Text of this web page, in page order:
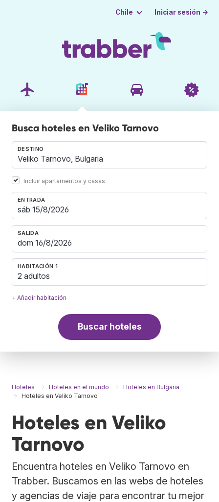
Chile Iniciar sesión →
Busca hoteles en Veliko Tarnovo
DESTINO
Incluir apartamentos y casas
ENTRADA
SALIDA
HABITACIÓN 1
2 adultos
+ Añadir habitación
Buscar hoteles
Hoteles Hoteles en el mundo
Hoteles en Bulgaria
Hoteles en Veliko Tarnovo
Hoteles en Veliko
Tarnovo
Encuentra hoteles en Veliko Tarnovo en
Trabber. Buscamos en las webs de hoteles
y agencias de viaje para encontrar tu mejor